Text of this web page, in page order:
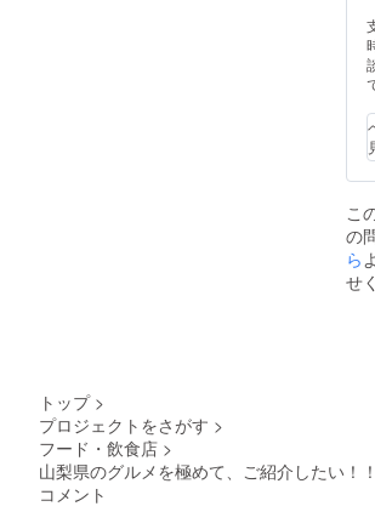
こ
の
ら
せ
トップ >
プロジェクトをさがす >
フード・飲食店 >
山梨県のグルメを極めて、ご紹介したい！！
コメント